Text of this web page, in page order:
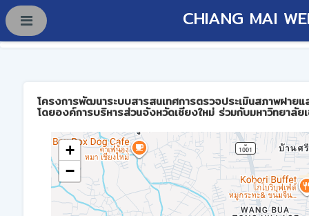
CHIANG MAI
โครงการพัฒนาระบบสารสนเทศการตรวจประเมินสภาพฝาย
โดยองค์การบริหารส่วนจังหวัดเชียงใหม่ ร่วมกับมหาวิทยาลัย
+
−